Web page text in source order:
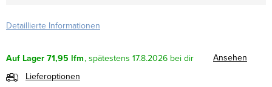
Detaillierte Informationen
Auf Lager71,95 lfm 17.8.2026
Ansehen
Lieferoptionen